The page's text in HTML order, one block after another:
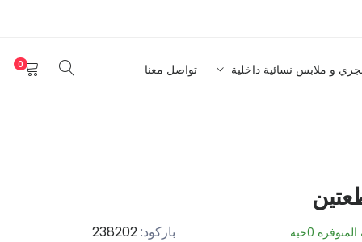
و ملابس نسائية داخلية تواصل معنا 0
المتوفرة 0حبة باركود:238202